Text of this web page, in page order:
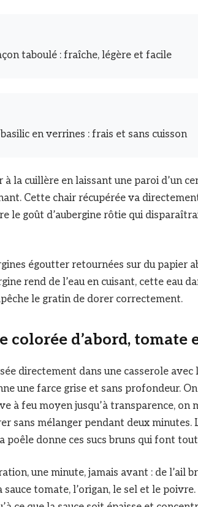
taboulé : fraîche, légère et facile
en verrines : frais et sans cuisson
la cuillère en laissant une paroi d’un
Cette chair récupérée va
le goût d’aubergine rôtie qui
égoutter retournées sur du papier
rend de l’eau en cuisant, cette eau
le gratin de dorer correctement.
colorée d’abord, tomate
directement dans une casserole avec
une farce grise et sans profondeur.
à feu moyen jusqu’à transparence, on
sans mélanger pendant deux minutes.
poêle donne ces sucs bruns qui font
une minute, jamais avant : de l’ail
tomate, l’origan, le sel et le